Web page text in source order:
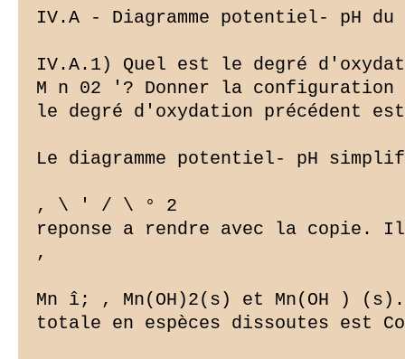
IV.A - Diagramme potentiel- pH du
IV.A.1) Quel est le degré
M n 02 '? Donner la
le degré d'oxydation précédent
Le diagramme potentiel- pH
, \ ' / \ ° 2
reponse a rendre avec la copie.
,
Mn î; , Mn(OH)2(s) et Mn(OH )
totale en espèces dissoutes est